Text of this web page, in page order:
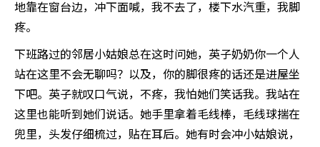
地靠在窗台边，冲下面喊，我不去了，楼下水汽重，我脚
疼。
下班路过的邻居小姑娘总在这时问她，英子奶奶你一个人
站在这里不会无聊吗？以及，你的脚很疼的话还是进屋坐
下吧。英子就叹口气说，不疼，我怕她们笑话我。我站在
这里也能听到她们说话。她手里拿着毛线棒，毛线球揣在
兜里，头发仔细梳过，贴在耳后。她有时会冲小姑娘说，